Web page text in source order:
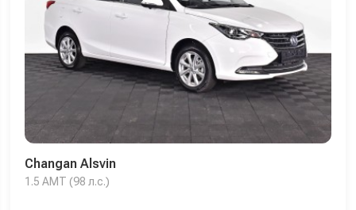
Changan Alsvin
1.5 AMT (98 л.с.)